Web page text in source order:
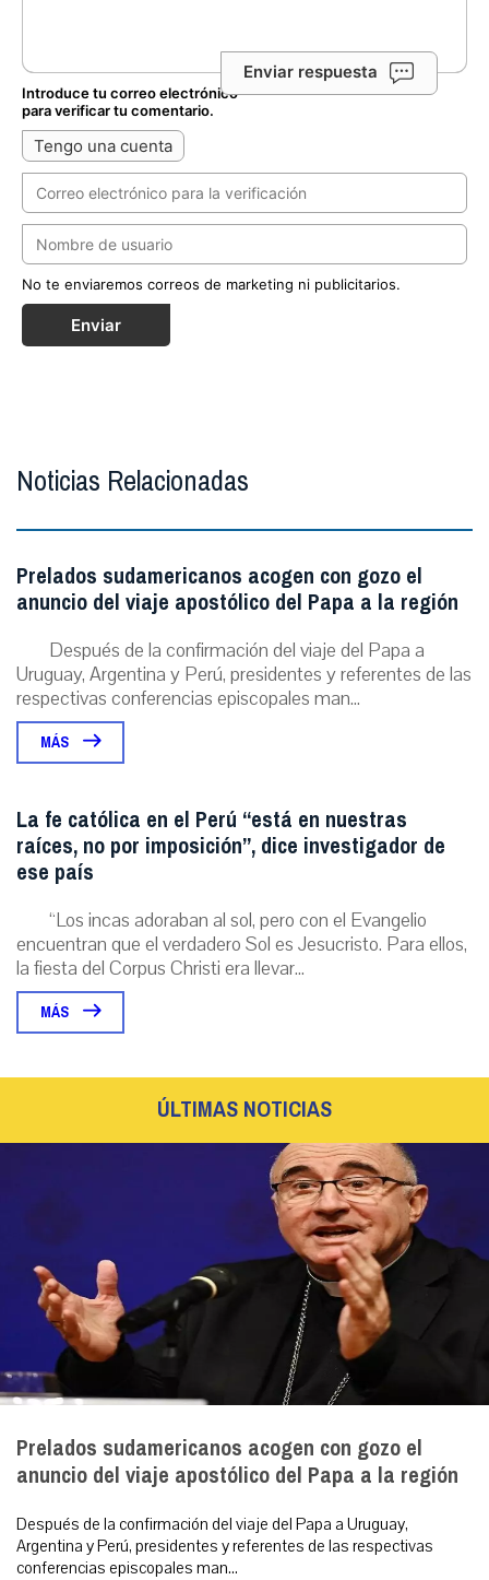
Enviar respuesta
Introduce tu correo electrónico
para verificar tu comentario.
Tengo una cuenta
No te enviaremos correos de marketing ni publicitarios.
Enviar
Noticias Relacionadas
Prelados sudamericanos acogen con gozo el
anuncio del viaje apostólico del Papa a la región
Después de la confirmación del viaje del Papa a
Uruguay, Argentina y Perú, presidentes y referentes de las
respectivas conferencias episcopales man...
MÁS
La fe católica en el Perú “está en nuestras
raíces, no por imposición”, dice investigador de
ese país
“Los incas adoraban al sol, pero con el Evangelio
encuentran que el verdadero Sol es Jesucristo. Para ellos,
la fiesta del Corpus Christi era llevar...
MÁS
ÚLTIMAS NOTICIAS
Prelados sudamericanos acogen con gozo el
anuncio del viaje apostólico del Papa a la región
Después de la confirmación del viaje del Papa a Uruguay,
Argentina y Perú, presidentes y referentes de las respectivas
conferencias episcopales man...